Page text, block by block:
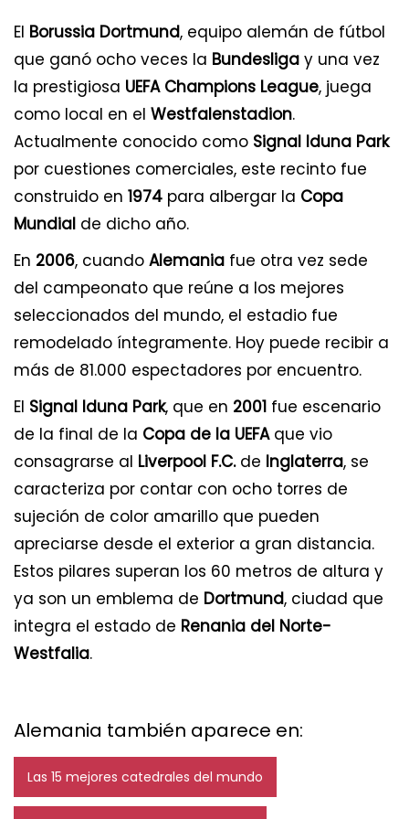
El Borussia Dortmund, equipo alemán de fútbol
que ganó ocho veces la Bundesliga y una vez
la prestigiosa UEFA Champions League, juega
como local en el Westfalenstadion.
Actualmente conocido como Signal Iduna Park
por cuestiones comerciales, este recinto fue
construido en 1974 para albergar la Copa
Mundial de dicho año.
En 2006, cuando Alemania fue otra vez sede
del campeonato que reúne a los mejores
seleccionados del mundo, el estadio fue
remodelado íntegramente. Hoy puede recibir a
más de 81.000 espectadores por encuentro.
El Signal Iduna Park, que en 2001 fue escenario
de la final de la Copa de la UEFAque vio
consagrarse al Liverpool F.C.de Inglaterra, se
caracteriza por contar con ocho torres de
sujeción de color amarillo que pueden
apreciarse desde el exterior a gran distancia.
Estos pilares superan los 60 metros de altura y
ya son un emblema de Dortmund, ciudad que
integra el estado de Renania del Norte-
Westfalia.
Alemania también aparece en:
Las 15 mejores catedrales del mundo